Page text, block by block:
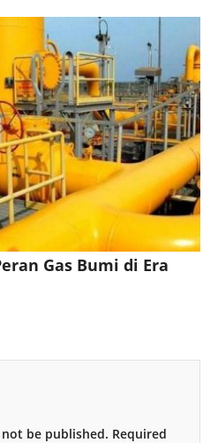
Gas Bumi di Era
be published. Required